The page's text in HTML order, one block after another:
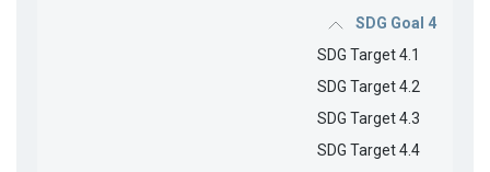
SDG Goal 4
SDG Target 4.1
SDG Target 4.2
SDG Target 4.3
SDG Target 4.4